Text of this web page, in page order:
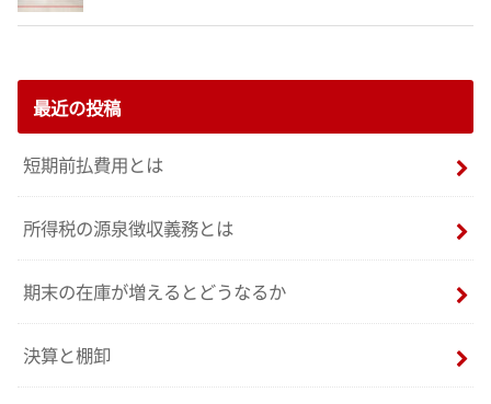
最近の投稿
短期前払費用とは
所得税の源泉徴収義務とは
期末の在庫が増えるとどうなるか
決算と棚卸